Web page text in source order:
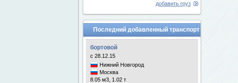
добавить груз
Последний добавленный транспорт
бортовой
с 28.12.15
Нижний Новгород
Москва
8.05 м3, 1.02 т